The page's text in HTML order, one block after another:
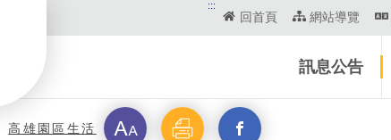
:::
回首頁 網站導覽
訊息公告
高雄園區生活 字 列 另